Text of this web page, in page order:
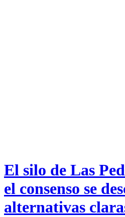
El silo de Las
el consenso se
alternativas